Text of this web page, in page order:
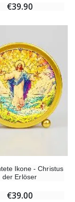
€39.90
Ikone - Christus
der Erlöser
€39.00